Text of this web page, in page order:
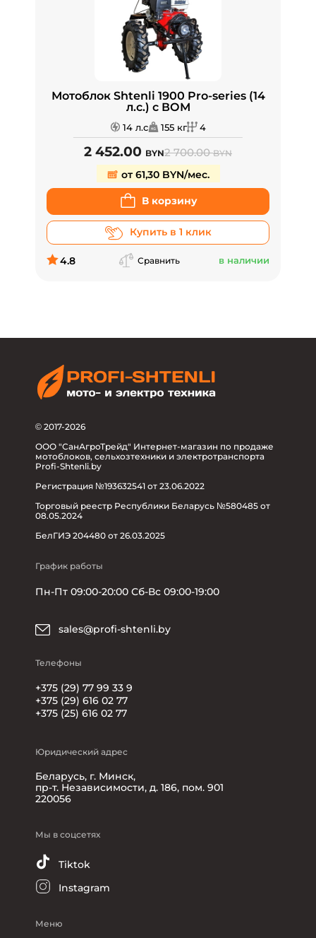
Мотоблок Shtenli 1900 Pro-series (14
л.с.) с ВОМ
14 л.с 155 кг 4
2 452.00 BYN2 700.00BYN
от 61,30 BYN/мес.
В корзину
Купить в 1 клик
4.8 Сравнить в наличии
© 2017-2026
ООО "СанАгроТрейд" Интернет-магазин по продаже
мотоблоков, сельхозтехники и электротранспорта
Profi-Shtenli.by
Регистрация №193632541 от 23.06.2022
Торговый реестр Республики Беларусь №580485 от
08.05.2024
БелГИЭ 204480 от 26.03.2025
График работы
Пн-Пт 09:00-20:00 Сб-Вс 09:00-19:00
sales@profi-shtenli.by
Телефоны
+375 (29) 77 99 33 9
+375 (29) 616 02 77
+375 (25) 616 02 77
Юридический адрес
Беларусь, г. Минск,
пр-т. Независимости, д. 186, пом. 901
220056
Мы в соцсетях
Tiktok
Instagram
Меню